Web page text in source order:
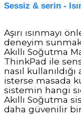
Sessiz & serin -
Aşırı ısınmayı
deneyim sunmak
Akıllı Soğutma
ThinkPad ile
nasıl
isterse masada
sistemin hangi
Akıllı Soğutma
daha güvenilir